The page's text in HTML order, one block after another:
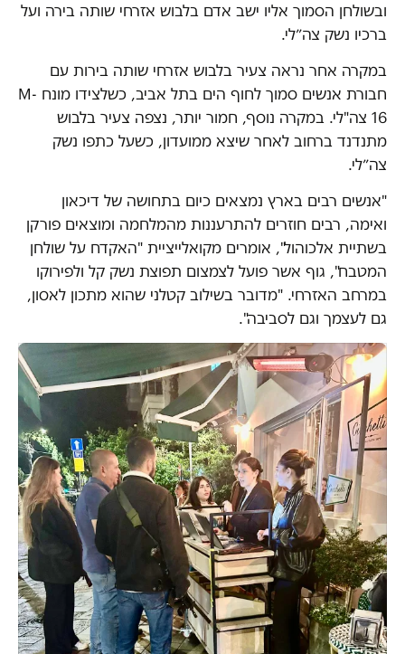
ובשולחן הסמוך אליו ישב אדם בלבוש אזרחי שותה בירה ועל
ברכיו נשק צה״לי.
במקרה אחר נראה צעיר בלבוש אזרחי שותה בירות עם
חבורת אנשים סמוך לחוף הים בתל אביב, כשלצידו מונח M-
16 צה"לי. במקרה נוסף, חמור יותר, נצפה צעיר בלבוש
מתנדנד ברחוב לאחר שיצא ממועדון, כשעל כתפו נשק
צה״לי.
"אנשים רבים בארץ נמצאים כיום בתחושה של דיכאון
ואימה, רבים חוזרים להתרעננות מהמלחמה ומוצאים פורקן
בשתיית אלכוהול", אומרים מקואלייציית "האקדח על שולחן
המטבח", גוף אשר פועל לצמצום תפוצת נשק קל ולפירוקו
במרחב האזרחי. "מדובר בשילוב קטלני שהוא מתכון לאסון,
גם לעצמך וגם לסביבה".